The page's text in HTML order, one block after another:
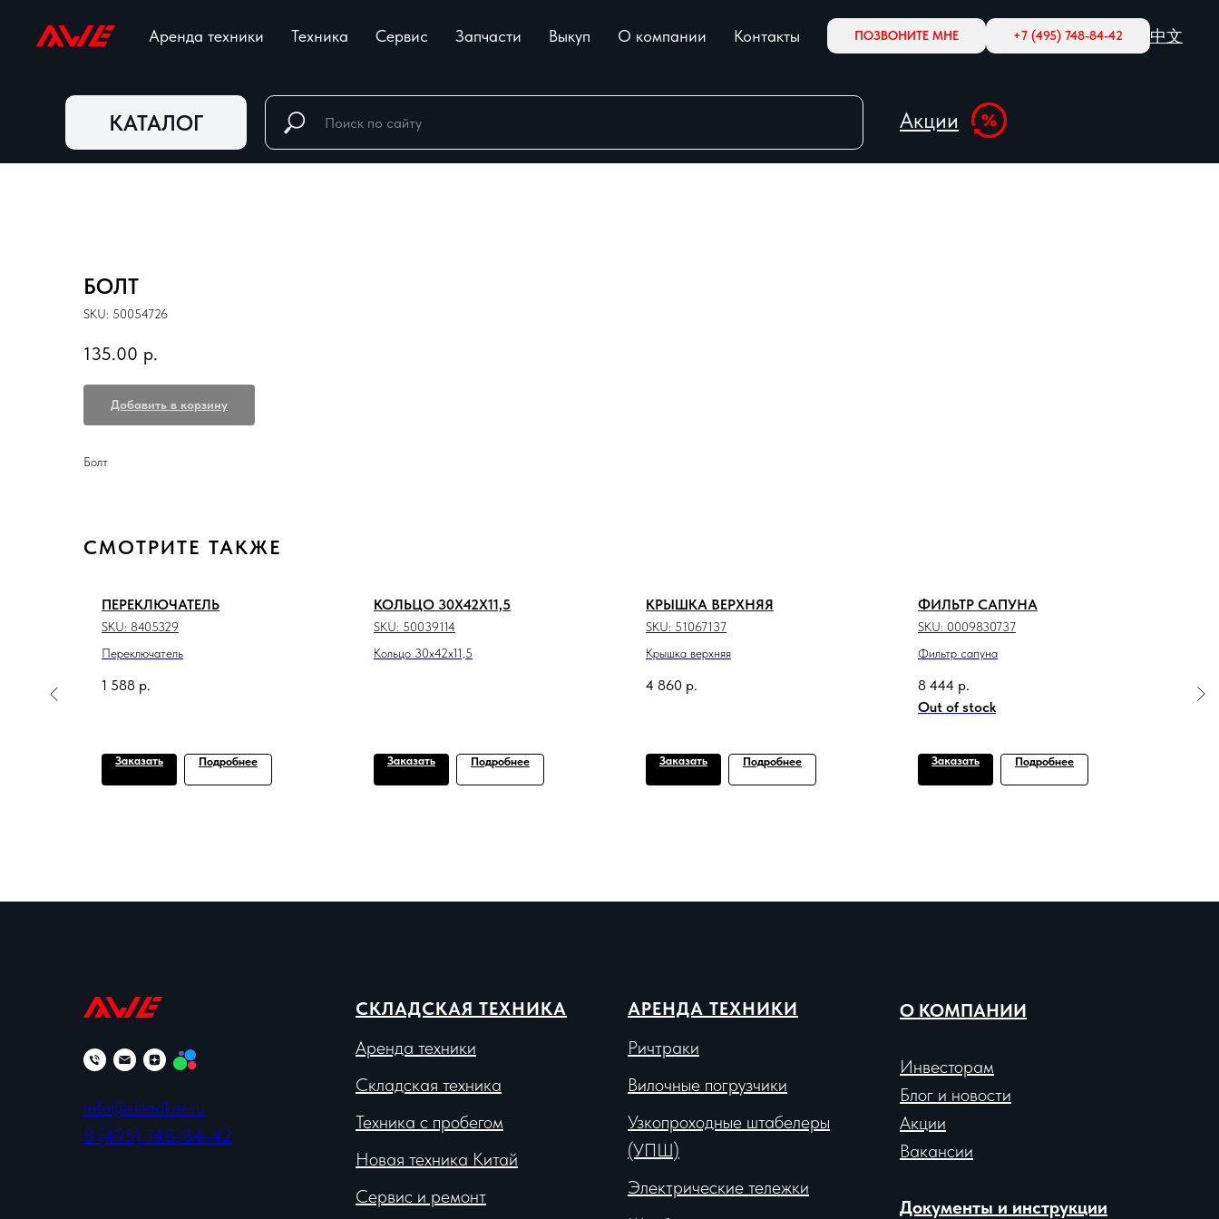
Аренда техники Техника Сервис Запчасти Выкуп О компании Контакты ПОЗВОНИТЕ МНЕ +7 (495) 748-84-42 中文
КАТАЛОГ Акции
БОЛТ
SKU: 50054726
135.00 р.
Добавить в корзину
Болт
СМОТРИТЕ ТАКЖЕ
ПЕРЕКЛЮЧАТЕЛЬ
SKU: 8405329
Переключатель
1 588 р.
Заказать Подробнее
КОЛЬЦО 30X42X11,5
SKU: 50039114
Кольцо 30x42x11,5
Заказать Подробнее
КРЫШКА ВЕРХНЯЯ
SKU: 51067137
Крышка верхняя
4 860 р.
Заказать Подробнее
ФИЛЬТР САПУНА
SKU: 0009830737
Фильтр сапуна
8 444 р.
Out of stock
Заказать Подробнее
info@skladkar.ru
8 (495) 748-84-42
СКЛАДСКАЯ ТЕХНИКА
Аренда техники
Складская техника
Техника с пробегом
Новая техника Китай
Сервис и ремонт
АРЕНДА ТЕХНИКИ
Ричтраки
Вилочные погрузчики
Узкопроходные штабелеры
(УПШ)
Электрические тележки
О КОМПАНИИ
Инвесторам
Блог и новости
Акции
Вакансии
Документы и инструкции